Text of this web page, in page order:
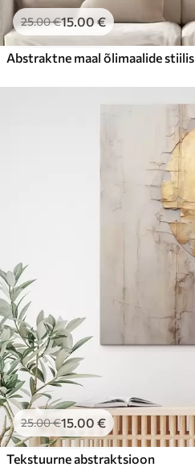
25.00€15.00€
Abstraktne maal õlimaalide stiilis
25.00€15.00 €
Tekstuurne abstraktsioon